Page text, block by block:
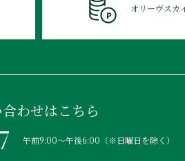
オリーヴスカ
わせはこちら
午前9:00〜午後6:00（※日曜日を除く）